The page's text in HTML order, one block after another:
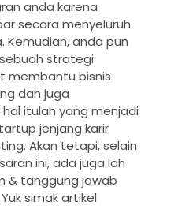
anda karena
secara menyeluruh
Kemudian, anda pun
strategi
membantu bisnis
dan juga
itulah yang menjadi
jenjang karir
Akan tetapi, selain
ini, ada juga loh
& tanggung jawab
simak artikel